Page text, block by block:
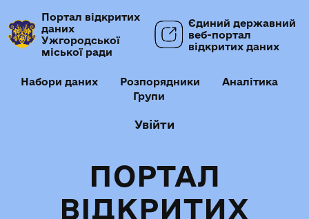
Портал відкритих
даних
Ужгородської
міської ради
Єдиний державний
веб-портал
відкритих даних
Набори даних Розпорядники
Аналітика
Групи
Увійти
ПОРТАЛ
ВІДКРИТИХ